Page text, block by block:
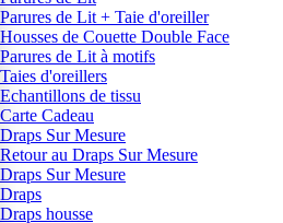
Parures de Lit + Taie d'oreiller
Housses de Couette Double Face
Parures de Lit à motifs
Taies d'oreillers
Echantillons de tissu
Carte Cadeau
Draps Sur Mesure
Retour au Draps Sur Mesure
Draps Sur Mesure
Draps
Draps housse